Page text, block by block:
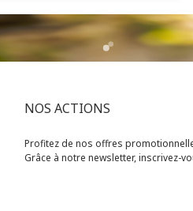
NOS ACTIONS
Profitez de nos offres
Grâce à notre newsletter, inscrivez-